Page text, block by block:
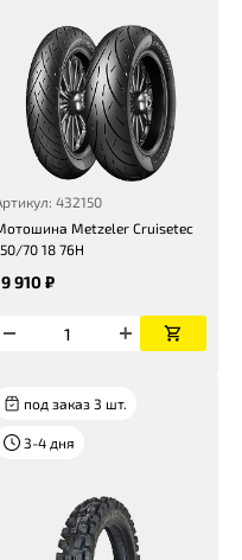
432150
Metzeler Cruisetec
70 18 76H
910 ₽
под заказ 3 шт.
3-4 дня